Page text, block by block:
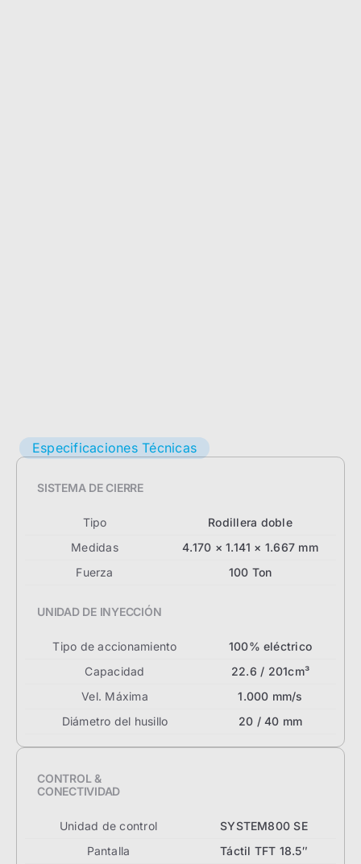
Especificaciones Técnicas
SISTEMA DE CIERRE
Tipo
Rodillera doble
Medidas
4.170 × 1.141 × 1.667 mm
Fuerza
100 Ton
UNIDAD DE INYECCIÓN
Tipo de accionamiento
100% eléctrico
Capacidad
22.6 / 201cm³
Vel. Máxima
1.000 mm/s
Diámetro del husillo
20 / 40 mm
CONTROL &
CONECTIVIDAD
Unidad de control
SYSTEM800 SE
Pantalla
Táctil TFT 18.5″